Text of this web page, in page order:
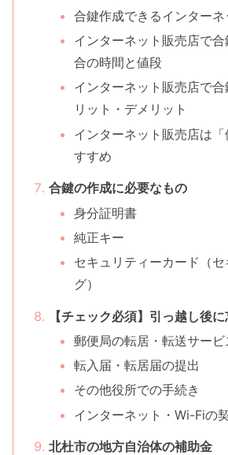
合鍵作成できるインター
インターネット販売店で
合の時間と値段
インターネット販売店で
リット・デメリット
インターネット販売店は
すすめ
合鍵の作成に必要なもの
身分証明書
純正キー
セキュリティーカード（
グ）
【チェック必須】引っ越し後
郵便局の転居・転送サービ
転入届・転居届の提出
その他役所での手続き
インターネット・Wi-Fiの
北杜市の地方自治体の補助金